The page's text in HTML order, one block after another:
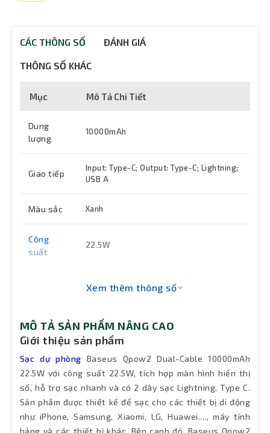
CÁC THÔNG SỐ ĐÁNH GIÁ
THÔNG SỐ KHÁC
Mục Mô Tả Chi Tiết
Dung
lượng
10000mAh
Giao tiếp
Input: Type-C; Output: Type-C; Lightning;
USB A
Màu sắc Xanh
Công
suất
22.5W
246g
Bảo hành 12 tháng
Xem thêm thông số
MÔ TẢ SẢN PHẨM NÂNG CAO
Giới thiệu sản phẩm
Sạc dự phòng Baseus Qpow2 Dual-Cable 10000mAh
22.5W với công suất 22.5W, tích hợp màn hình hiển thị
số, hỗ trợ sạc nhanh và có 2 dây sạc Lightning, Type C.
Sản phẩm được thiết kế để sạc cho các thiết bị di động
như iPhone, Samsung, Xiaomi, LG, Huawei...., máy tính
bảng và các thiết bị khác. Bên cạnh đó, Baseus Qpow2